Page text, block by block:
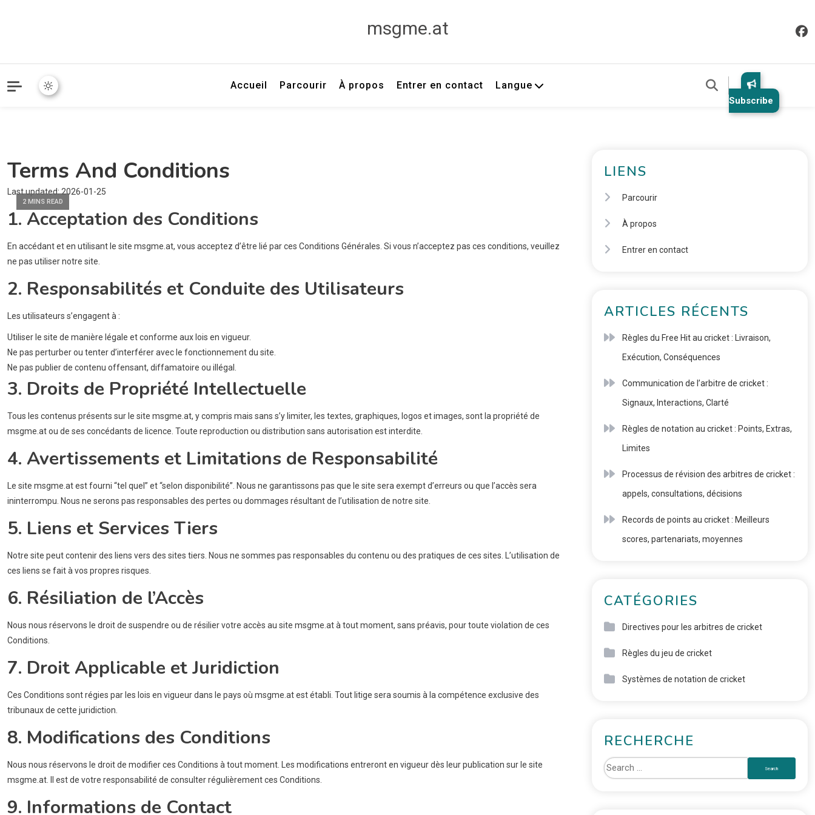
msgme.at
Accueil Parcourir À propos Entrer en contact Langue
Subscribe
Terms And Conditions
2 MINS READ
Last updated: 2026-01-25
1. Acceptation des Conditions
En accédant et en utilisant le site msgme.at, vous acceptez d’être lié par ces Conditions Générales. Si vous n’acceptez pas ces conditions, veuillez
ne pas utiliser notre site.
2. Responsabilités et Conduite des Utilisateurs
Les utilisateurs s’engagent à :
Utiliser le site de manière légale et conforme aux lois en vigueur.
Ne pas perturber ou tenter d’interférer avec le fonctionnement du site.
Ne pas publier de contenu offensant, diffamatoire ou illégal.
3. Droits de Propriété Intellectuelle
Tous les contenus présents sur le site msgme.at, y compris mais sans s’y limiter, les textes, graphiques, logos et images, sont la propriété de
msgme.at ou de ses concédants de licence. Toute reproduction ou distribution sans autorisation est interdite.
4. Avertissements et Limitations de Responsabilité
Le site msgme.at est fourni “tel quel” et “selon disponibilité”. Nous ne garantissons pas que le site sera exempt d’erreurs ou que l’accès sera
ininterrompu. Nous ne serons pas responsables des pertes ou dommages résultant de l’utilisation de notre site.
5. Liens et Services Tiers
Notre site peut contenir des liens vers des sites tiers. Nous ne sommes pas responsables du contenu ou des pratiques de ces sites. L’utilisation de
ces liens se fait à vos propres risques.
6. Résiliation de l’Accès
Nous nous réservons le droit de suspendre ou de résilier votre accès au site msgme.at à tout moment, sans préavis, pour toute violation de ces
Conditions.
7. Droit Applicable et Juridiction
Ces Conditions sont régies par les lois en vigueur dans le pays où msgme.at est établi. Tout litige sera soumis à la compétence exclusive des
tribunaux de cette juridiction.
8. Modifications des Conditions
Nous nous réservons le droit de modifier ces Conditions à tout moment. Les modifications entreront en vigueur dès leur publication sur le site
msgme.at. Il est de votre responsabilité de consulter régulièrement ces Conditions.
9. Informations de Contact
LIENS
Parcourir
À propos
Entrer en contact
ARTICLES RÉCENTS
Règles du Free Hit au cricket : Livraison,
Exécution, Conséquences
Communication de l’arbitre de cricket :
Signaux, Interactions, Clarté
Règles de notation au cricket : Points, Extras,
Limites
Processus de révision des arbitres de cricket :
appels, consultations, décisions
Records de points au cricket : Meilleurs
scores, partenariats, moyennes
CATÉGORIES
Directives pour les arbitres de cricket
Règles du jeu de cricket
Systèmes de notation de cricket
RECHERCHE